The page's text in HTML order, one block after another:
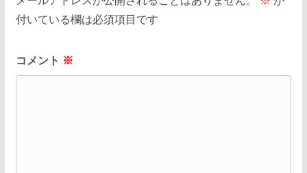
付いている欄は必須項目です
コメント ※